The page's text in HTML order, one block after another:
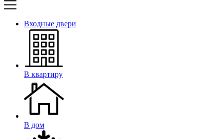
Входные двери
В квартиру
В дом